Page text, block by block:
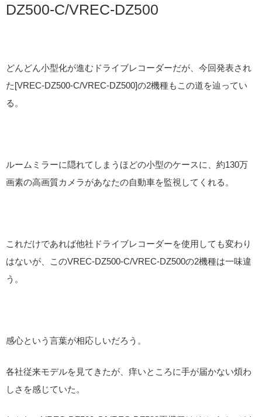
DZ500-C/VREC-DZ500
どんどん小型化が進むドライブレコーダーだが、今回発表され
た[VREC-DZ500-C/VREC-DZ500]の2機種もこの道を辿ってい
る。
ルームミラーに隠れてしまうほどの小型のケースに、約130万
画素の高画質カメラがあなたの自動車を監視してくれる。
これだけであれば他社ドライブレコーダーを使用しても変わり
はないが、このVREC-DZ500-C/VREC-DZ500の2機種は一味違
う。
感心という言葉が相応しいだろう。
各社従来モデルを見てきたが、痒いところに手が届かない煩わ
しさを感じていた。